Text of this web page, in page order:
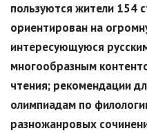
пользуются жители 154
ориентирован на
интересующуюся
многообразным
чтения; рекомендации
олимпиадам по
разножанровых